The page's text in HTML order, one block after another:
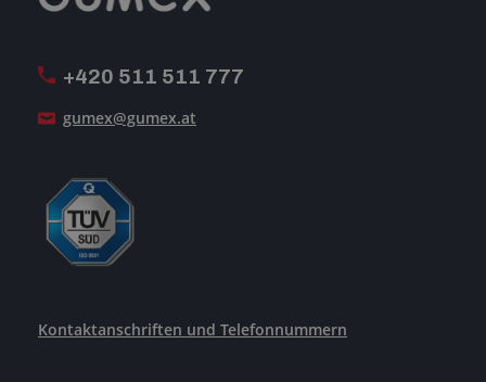
+420 511 511 777
gumex@gumex.at
Kontaktanschriften und Telefonnummern